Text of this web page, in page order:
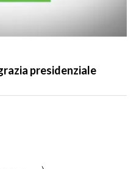
presidenziale